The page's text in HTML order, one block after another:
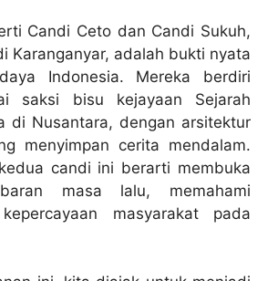
Candi Ceto dan Candi Sukuh,
Karanganyar, adalah bukti nyata
Indonesia. Mereka berdiri
saksi bisu kejayaan Sejarah
di Nusantara, dengan arsitektur
menyimpan cerita mendalam.
candi ini berarti membuka
masa lalu, memahami
masyarakat pada